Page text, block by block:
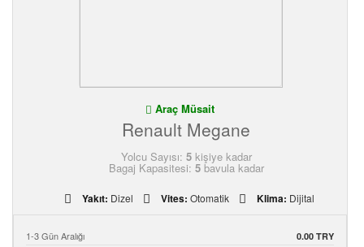
Araç Müsait
Renault Megane
Yolcu Sayısı: 5kişiye kadar
Bagaj Kapasitesi: 5bavula kadar
Yakıt: Dizel Vites: Otomatik Klima: Dijital
1-3 Gün Aralığı 0.00 TRY